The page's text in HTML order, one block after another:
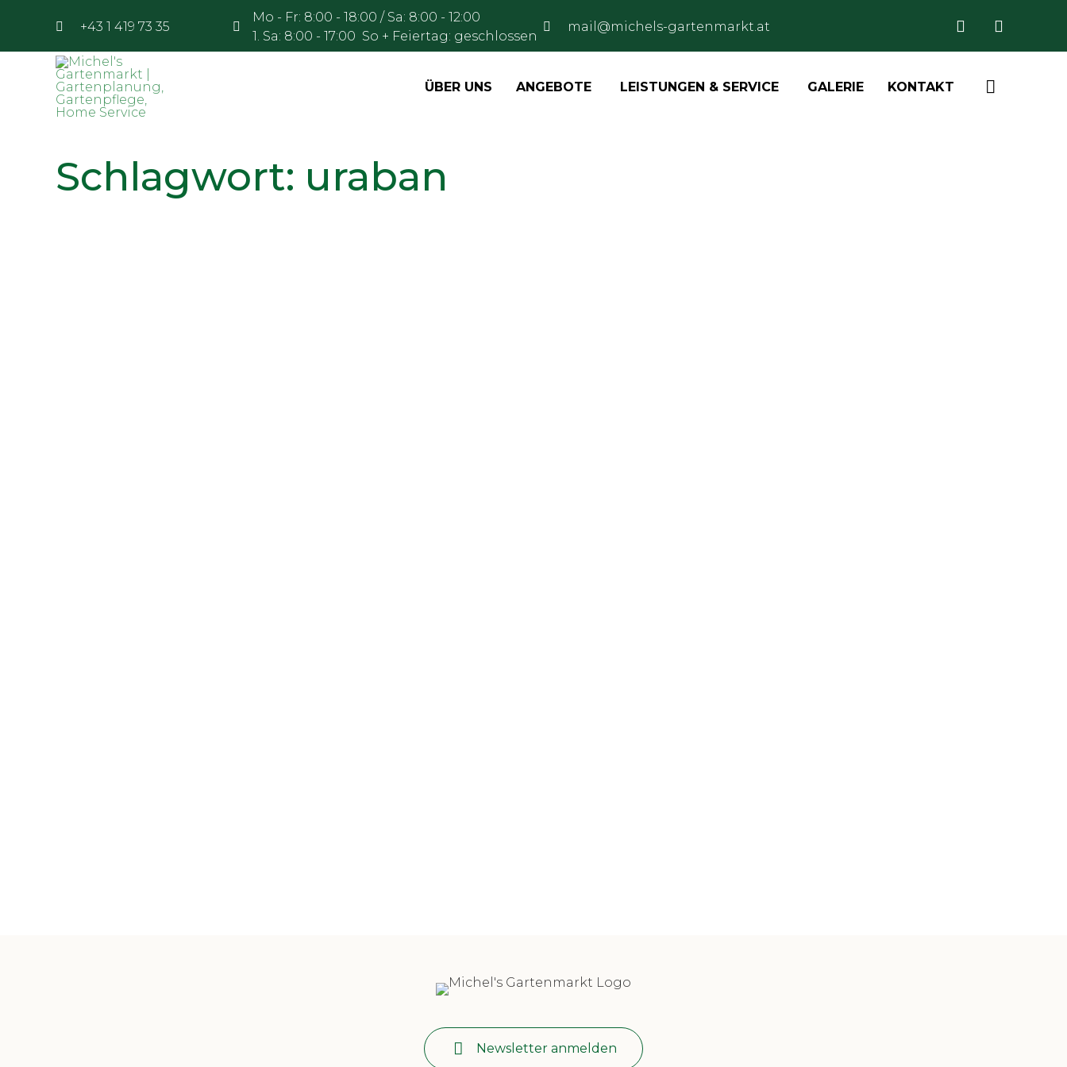
+43 1 419 73 35
Mo - Fr: 8:00 - 18:00 / Sa: 8:00 - 12:00
1. Sa: 8:00 - 17:00 So + Feiertag: geschlossen
mail@michels-gartenmarkt.at
ÜBER UNS ANGEBOTE LEISTUNGEN & SERVICE GALERIE KONTAKT 
Schlagwort: uraban
Newsletter anmelden